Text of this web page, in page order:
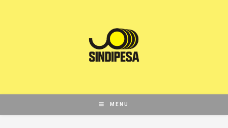
MENU